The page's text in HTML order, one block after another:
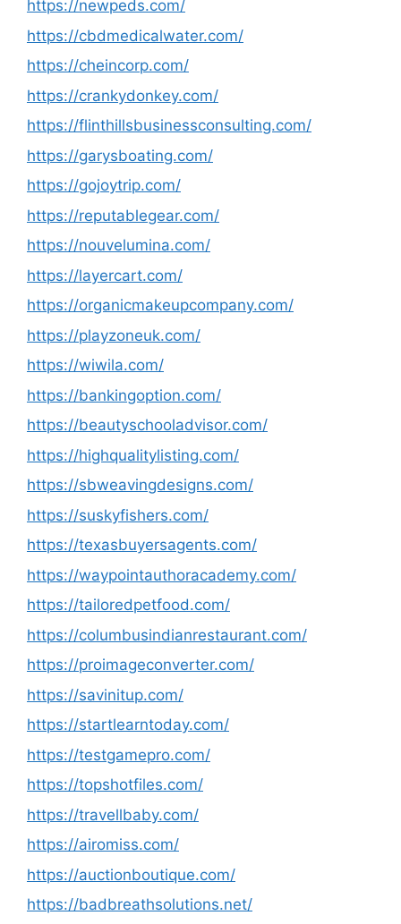
https://newpeds.com/
https://cbdmedicalwater.com/
https://cheincorp.com/
https://crankydonkey.com/
https://flinthillsbusinessconsulting.com/
https://garysboating.com/
https://gojoytrip.com/
https://reputablegear.com/
https://nouvelumina.com/
https://layercart.com/
https://organicmakeupcompany.com/
https://playzoneuk.com/
https://wiwila.com/
https://bankingoption.com/
https://beautyschooladvisor.com/
https://highqualitylisting.com/
https://sbweavingdesigns.com/
https://suskyfishers.com/
https://texasbuyersagents.com/
https://waypointauthoracademy.com/
https://tailoredpetfood.com/
https://columbusindianrestaurant.com/
https://proimageconverter.com/
https://savinitup.com/
https://startlearntoday.com/
https://testgamepro.com/
https://topshotfiles.com/
https://travellbaby.com/
https://airomiss.com/
https://auctionboutique.com/
https://badbreathsolutions.net/